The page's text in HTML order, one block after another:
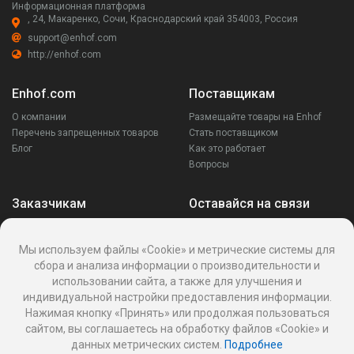
Информационная платформа
, 24, Макаренко, Сочи, Краснодарский край 354003, Россия
support@enhof.com
http://enhof.com
Enhof.com
О компании
Перечень запрещенных товаров
Блог
Поставщикам
Размещайте товары на Enhof
Стать поставщиком
Как это работает
Вопросы
Заказчикам
Ваши запросы
Написать поставщику
Написать в поддержку
Реквизиты
Оставайся на связи
Мы используем файлы «Cookie» и метрические системы для
сбора и анализа информации о производительности и
использовании сайта, а также для улучшения и
индивидуальной настройки предоставления информации.
Нажимая кнопку «Принять» или продолжая пользоваться
сайтом, вы соглашаетесь на обработку файлов «Cookie» и
данных метрических систем. Подробнее